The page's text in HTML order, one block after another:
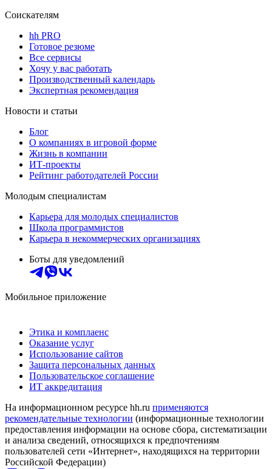
Соискателям
hh PRO
Готовое резюме
Все сервисы
Хочу у вас работать
Производственный календарь
Экспертная рекомендация
Новости и статьи
Блог
О компаниях в игровой форме
Жизнь в компании
ИТ-проекты
Рейтинг работодателей России
Молодым специалистам
Карьера для молодых специалистов
Школа программистов
Карьера в некоммерческих организациях
Боты для уведомлений
Мобильное приложение
Этика и комплаенс
Оказание услуг
Использование сайтов
Защита персональных данных
Пользовательское соглашение
ИТ аккредитация
На информационном ресурсе hh.ru применяются
рекомендательные технологии (информационные технологии
предоставления информации на основе сбора, систематизации
и анализа сведений, относящихся к предпочтениям
пользователей сети «Интернет», находящихся на территории
Российской Федерации)